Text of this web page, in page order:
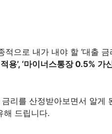
으로 내가 내야 할 ‘대출 금
용’, ‘마이너스통장 0.5% 가
리를 산정받아보면서 알게
해 드립니다.